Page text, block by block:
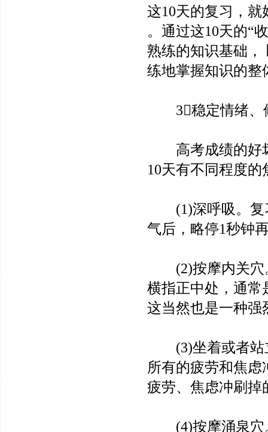
这10天的复习，
。通过这10天的“
熟练的知识基础，
练地掌握知识的整
3稳定情绪、
高考成绩的好坏
10天有不同程度
(1)深呼吸。复
气后，略停1秒钟
(2)按摩内关穴
横指正中处，通常
这当然也是一种强
(3)坐着或者站
所有的疲劳和焦
疲劳、焦虑冲刷掉
(4)按摩涌泉穴